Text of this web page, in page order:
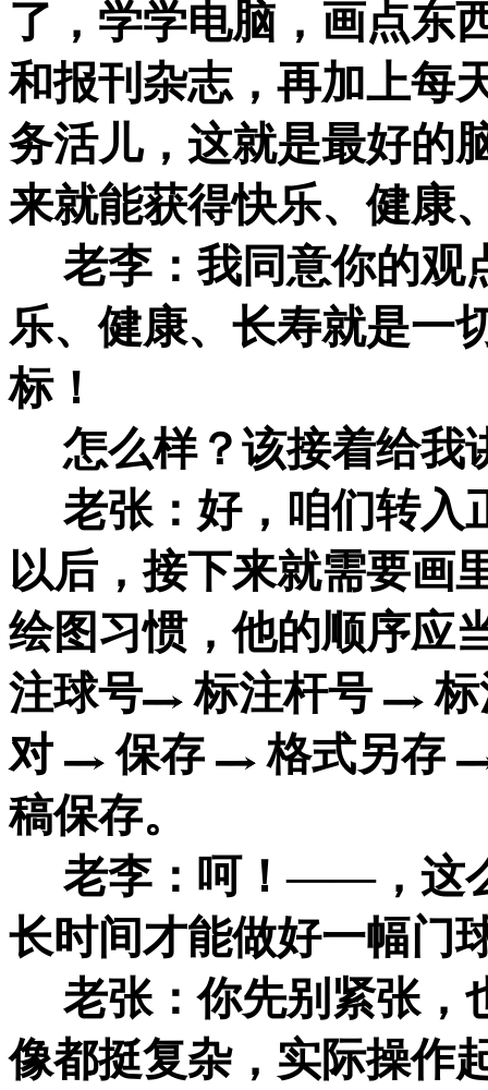
了，学学电脑，画点东
和报刊杂志，再加上每
务活儿，这就是最好的
来就能获得快乐、健康
老李：我同意你的观
乐、健康、长寿就是一
标！
怎么样？该接着给我
老张：好，咱们转入
以后，接下来就需要画
绘图习惯，他的顺序应
注球号
标注杆号
对
保存
格式另存
稿保存。
老李：呵！——，这
长时间才能做好一幅门
老张：你先别紧张，
像都挺复杂，实际操作